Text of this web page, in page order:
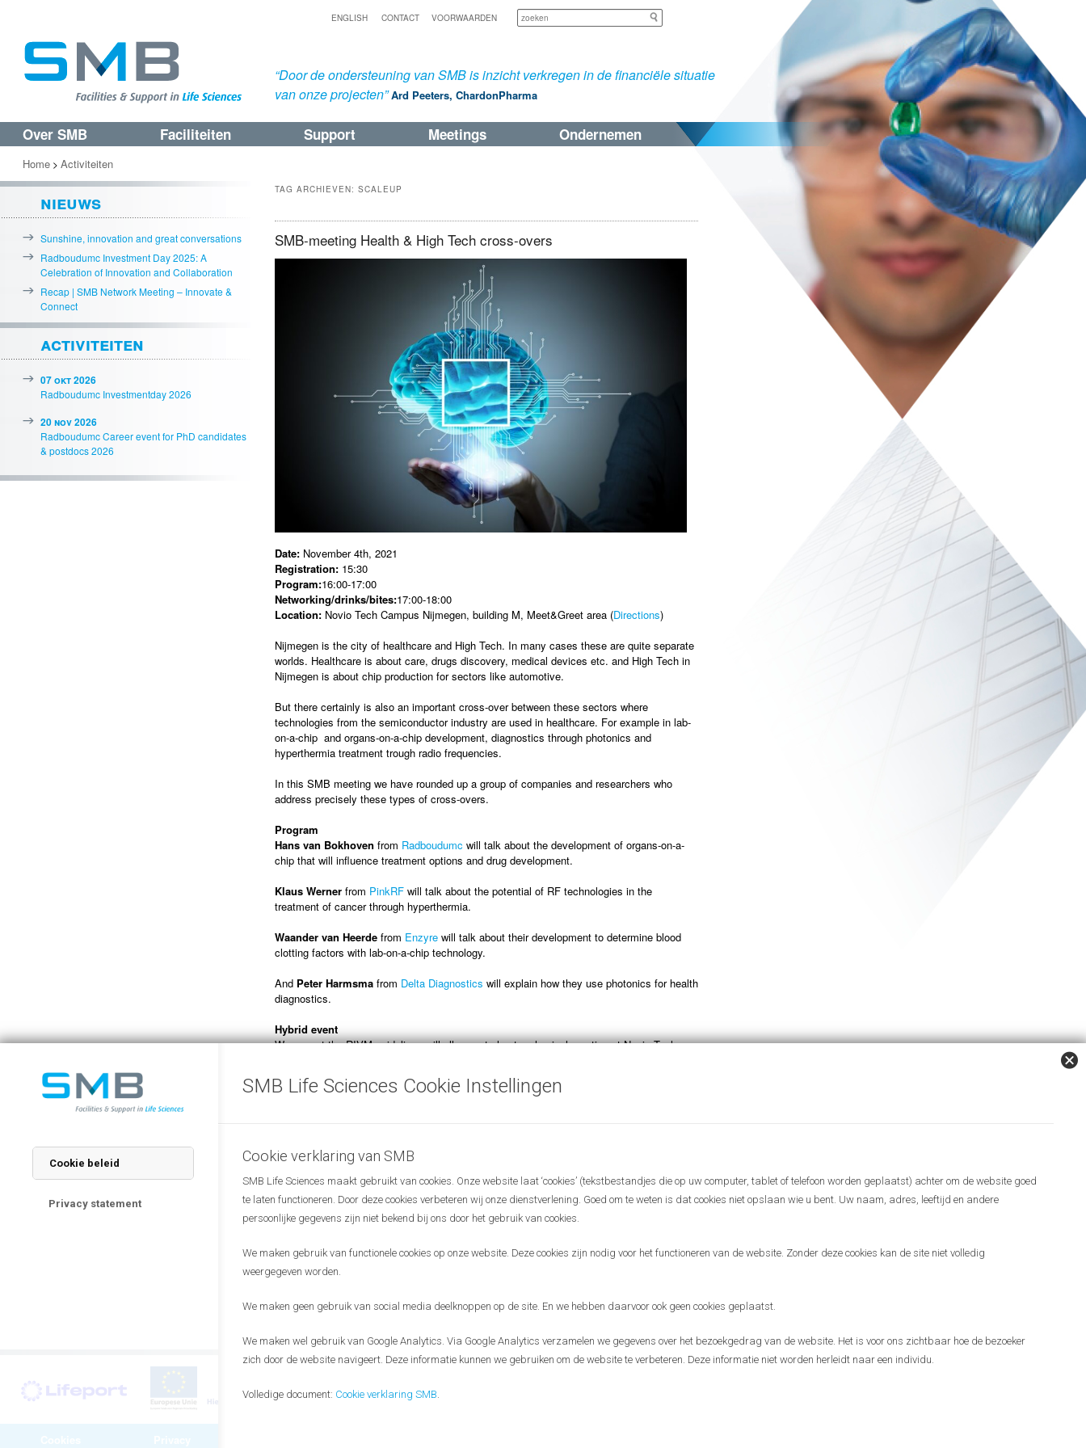
ENGLISH CONTACT VOORWAARDEN
“Door de ondersteuning van SMB is inzicht verkregen in de financiële situatie
van onze projecten” Ard Peeters, ChardonPharma
Spring
naar
de
primaire
inhoud
Spring
naar
de
secundaire
inhoud
Over SMB Faciliteiten Support Meetings Ondernemen
TAG ARCHIEVEN: SCALEUP
SMB-meeting Health & High Tech cross-overs
Date: November 4th, 2021
Registration: 15:30
Program:16:00-17:00
Networking/drinks/bites:17:00-18:00
Location: Novio Tech Campus Nijmegen, building M, Meet&Greet area (Directions)
Nijmegen is the city of healthcare and High Tech. In many cases these are quite separate
worlds. Healthcare is about care, drugs discovery, medical devices etc. and High Tech in
Nijmegen is about chip production for sectors like automotive.
But there certainly is also an important cross-over between these sectors where
technologies from the semiconductor industry are used in healthcare. For example in lab-
on-a-chip and organs-on-a-chip development, diagnostics through photonics and
hyperthermia treatment trough radio frequencies.
In this SMB meeting we have rounded up a group of companies and researchers who
address precisely these types of cross-overs.
Program
Hans van Bokhoven from Radboudumc will talk about the development of organs-on-a-
chip that will influence treatment options and drug development.
Klaus Werner from PinkRF will talk about the potential of RF technologies in the
treatment of cancer through hyperthermia.
Waander van Heerde from Enzyre will talk about their development to determine blood
clotting factors with lab-on-a-chip technology.
And Peter Harmsma from Delta Diagnostics will explain how they use photonics for health
diagnostics.
Hybrid event
We expect the RIVM guidelines will allow us to host a physical meeting at Novio Tech
streamed online as well.
in your network!
We look forward to meeting you!
The
Home > Activiteiten
nieuws
Sunshine, innovation and great conversations
Radboudumc Investment Day 2025: A
Celebration of Innovation and Collaboration
Recap | SMB Network Meeting – Innovate &
Connect
activiteiten
07 okt 2026
Radboudumc Investmentday 2026
20 nov 2026
Radboudumc Career event for PhD candidates
& postdocs 2026
SMB Life Sciences Cookie Instellingen
Cookie beleid
Privacy statement
Cookie verklaring van SMB
SMB Life Sciences maakt gebruikt van cookies. Onze website laat ‘cookies’ (tekstbestandjes die op uw computer, tablet of telefoon worden geplaatst) achter om de website goed
te laten functioneren. Door deze cookies verbeteren wij onze dienstverlening. Goed om te weten is dat cookies niet opslaan wie u bent. Uw naam, adres, leeftijd en andere
persoonlijke gegevens zijn niet bekend bij ons door het gebruik van cookies.
We maken gebruik van functionele cookies op onze website. Deze cookies zijn nodig voor het functioneren van de website. Zonder deze cookies kan de site niet volledig
weergegeven worden.
We maken geen gebruik van social media deelknoppen op de site. En we hebben daarvoor ook geen cookies geplaatst.
We maken wel gebruik van Google Analytics. Via Google Analytics verzamelen we gegevens over het bezoekgedrag van de website. Het is voor ons zichtbaar hoe de bezoeker
zich door de website navigeert. Deze informatie kunnen we gebruiken om de website te verbeteren. Deze informatie niet worden herleidt naar een individu.
Volledige document: Cookie verklaring SMB.